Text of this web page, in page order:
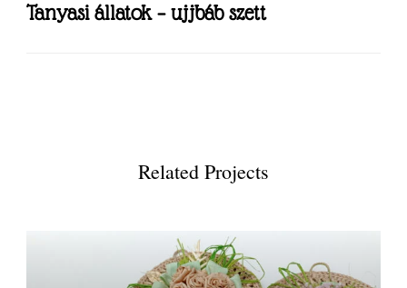
Tanyasi állatok – ujjbáb szett
Related Projects